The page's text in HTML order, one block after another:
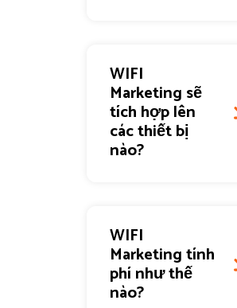
WIFI
Marketing sẽ
tích hợp lên
các thiết bị
nào?
WIFI
Marketing tính
phí như thế
nào?